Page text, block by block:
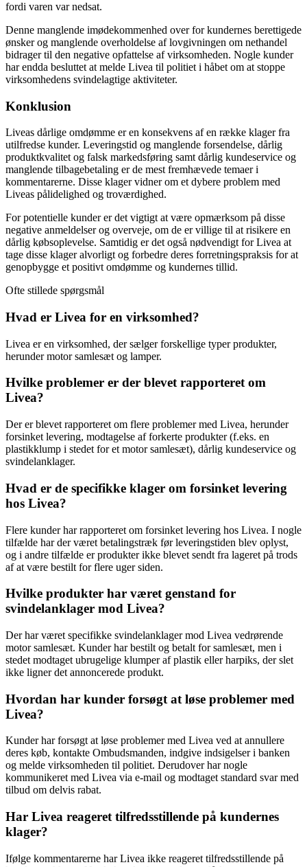
fordi varen var nedsat.
Denne manglende imødekommenhed over for kundernes berettigede
ønsker og manglende overholdelse af lovgivningen om nethandel
bidrager til den negative opfattelse af virksomheden. Nogle kunder
har endda besluttet at melde Livea til politiet i håbet om at stoppe
virksomhedens svindelagtige aktiviteter.
Konklusion
Liveas dårlige omdømme er en konsekvens af en række klager fra
utilfredse kunder. Leveringstid og manglende forsendelse, dårlig
produktkvalitet og falsk markedsføring samt dårlig kundeservice og
manglende tilbagebetaling er de mest fremhævede temaer i
kommentarerne. Disse klager vidner om et dybere problem med
Liveas pålidelighed og troværdighed.
For potentielle kunder er det vigtigt at være opmærksom på disse
negative anmeldelser og overveje, om de er villige til at risikere en
dårlig købsoplevelse. Samtidig er det også nødvendigt for Livea at
tage disse klager alvorligt og forbedre deres forretningspraksis for at
genopbygge et positivt omdømme og kundernes tillid.
Ofte stillede spørgsmål
Hvad er Livea for en virksomhed?
Livea er en virksomhed, der sælger forskellige typer produkter,
herunder motor samlesæt og lamper.
Hvilke problemer er der blevet rapporteret om
Livea?
Der er blevet rapporteret om flere problemer med Livea, herunder
forsinket levering, modtagelse af forkerte produkter (f.eks. en
plastikklump i stedet for et motor samlesæt), dårlig kundeservice og
svindelanklager.
Hvad er de specifikke klager om forsinket levering
hos Livea?
Flere kunder har rapporteret om forsinket levering hos Livea. I nogle
tilfælde har der været betalingstræk før leveringstiden blev oplyst,
og i andre tilfælde er produkter ikke blevet sendt fra lageret på trods
af at være bestilt for flere uger siden.
Hvilke produkter har været genstand for
svindelanklager mod Livea?
Der har været specifikke svindelanklager mod Livea vedrørende
motor samlesæt. Kunder har bestilt og betalt for samlesæt, men i
stedet modtaget ubrugelige klumper af plastik eller harpiks, der slet
ikke ligner det annoncerede produkt.
Hvordan har kunder forsøgt at løse problemer med
Livea?
Kunder har forsøgt at løse problemer med Livea ved at annullere
deres køb, kontakte Ombudsmanden, indgive indsigelser i banken
og melde virksomheden til politiet. Derudover har nogle
kommunikeret med Livea via e-mail og modtaget standard svar med
tilbud om delvis rabat.
Har Livea reageret tilfredsstillende på kundernes
klager?
Ifølge kommentarerne har Livea ikke reageret tilfredsstillende på